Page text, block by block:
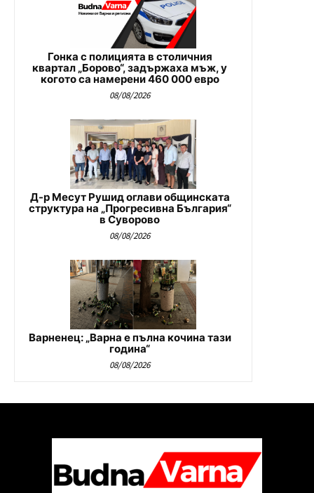
Гонка с полицията в столичния
квартал „Борово“, задържаха мъж, у
когото са намерени 460 000 евро
08/08/2026
Д-р Месут Рушид оглави общинската
структура на „Прогресивна България“
в Суворово
08/08/2026
Варненец: „Варна е пълна кочина тази
година“
08/08/2026